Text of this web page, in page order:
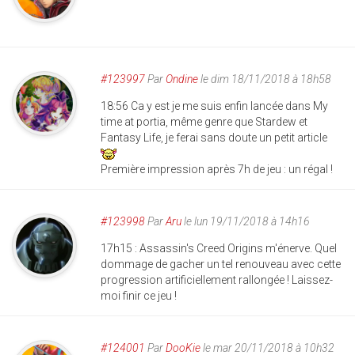
#123997ParOndinele dim 18/11/2018 à 18h58
18:56 Ca y est je me suis enfin lancée dans My
time at portia, même genre que Stardew et
Fantasy Life, je ferai sans doute un petit article
Première impression après 7h de jeu : un régal !
#123998ParArule lun 19/11/2018 à 14h16
17h15 : Assassin's Creed Origins m'énerve. Quel
dommage de gacher un tel renouveau avec cette
progression artificiellement rallongée ! Laissez-
moi finir ce jeu !
#124001 ParDooKiele mar 20/11/2018 à 10h32